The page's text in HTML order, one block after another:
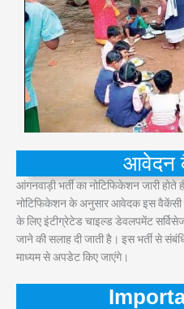
आवेदन
आंगनवाड़ी भर्ती का नोटिफिकेशन जारी होते
नोटिफिकेशन के अनुसार आवेदक इस
के लिए इंटीग्रेटेड चाइल्ड डेवलपमेंट
जाने की सलाह दी जाती है। इस भर्ती से
माध्यम से अपडेट किए जाएंगे।